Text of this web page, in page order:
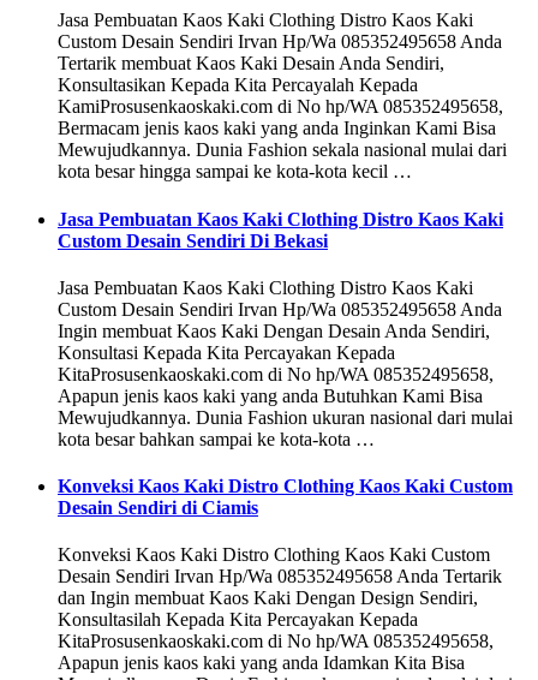
Jasa Pembuatan Kaos Kaki Clothing Distro Kaos Kaki
Custom Desain Sendiri Irvan Hp/Wa 085352495658 Anda
Tertarik membuat Kaos Kaki Desain Anda Sendiri,
Konsultasikan Kepada Kita Percayalah Kepada
KamiProsusenkaoskaki.com di No hp/WA 085352495658,
Bermacam jenis kaos kaki yang anda Inginkan Kami Bisa
Mewujudkannya. Dunia Fashion sekala nasional mulai dari
kota besar hingga sampai ke kota-kota kecil …
Jasa Pembuatan Kaos Kaki Clothing Distro Kaos Kaki
Custom Desain Sendiri Di Bekasi
Jasa Pembuatan Kaos Kaki Clothing Distro Kaos Kaki
Custom Desain Sendiri Irvan Hp/Wa 085352495658 Anda
Ingin membuat Kaos Kaki Dengan Desain Anda Sendiri,
Konsultasi Kepada Kita Percayakan Kepada
KitaProsusenkaoskaki.com di No hp/WA 085352495658,
Apapun jenis kaos kaki yang anda Butuhkan Kami Bisa
Mewujudkannya. Dunia Fashion ukuran nasional dari mulai
kota besar bahkan sampai ke kota-kota …
Konveksi Kaos Kaki Distro Clothing Kaos Kaki Custom
Desain Sendiri di Ciamis
Konveksi Kaos Kaki Distro Clothing Kaos Kaki Custom
Desain Sendiri Irvan Hp/Wa 085352495658 Anda Tertarik
dan Ingin membuat Kaos Kaki Dengan Design Sendiri,
Konsultasilah Kepada Kita Percayakan Kepada
KitaProsusenkaoskaki.com di No hp/WA 085352495658,
Apapun jenis kaos kaki yang anda Idamkan Kita Bisa